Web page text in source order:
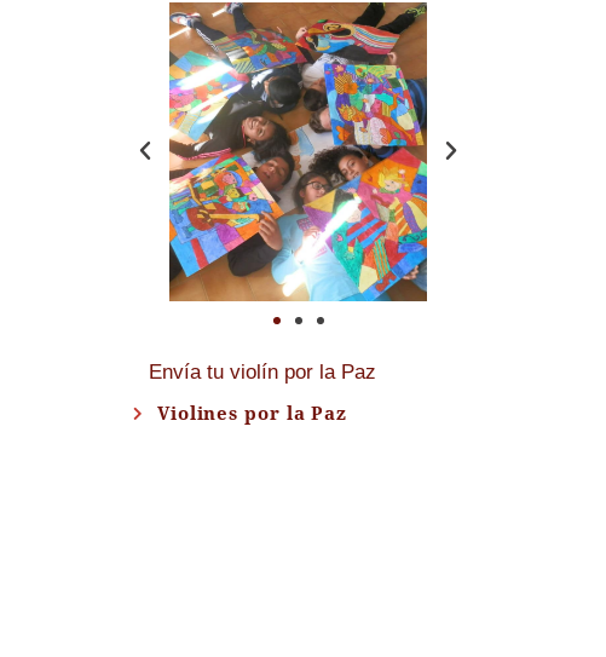
Envía tu violín por la Paz
Violines por la Paz